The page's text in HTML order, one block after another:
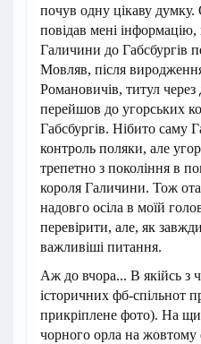
почув одну цікаву думку.
повідав мені
Галичини до Габсбургів
Мовляв, після виродження
Романовичів, титул
перейшов до угорських
Габсбургів. Нібито саму
контроль поляки, але
трепетно з покоління в
короля Галичини. Тож
надовго осіла в моїй
перевірити, але, як
важливіші питання.
Аж до вчора... В якійсь з
історичних фб-спільнот
прикріплене фото). На
чорного орла на